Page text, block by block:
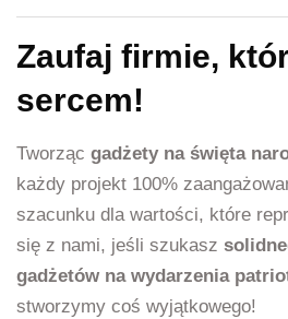
Zaufaj firmie,
sercem!
Tworząc gadżety na święta
każdy projekt 100%
szacunku dla wartości, które
się z nami, jeśli szukasz
gadżetów na wydarzenia
stworzymy coś wyjątkowego!